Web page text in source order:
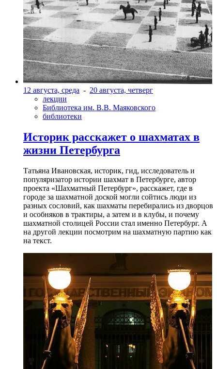
12 августа, среда - 20 августа, четверг
лекции
Библиотека им. В.В. Маяковского
библиотеки
Историк расскажет о шахматах в
жизни Петербурга
Татьяна Ивановская, историк, гид, исследователь и
популяризатор истории шахмат в Петербурге, автор
проекта «Шахматный Петербург», расскажет, где в
городе за шахматной доской могли сойтись люди из
разных сословий, как шахматы перебирались из дворцов
и особняков в трактиры, а затем и в клубы, и почему
шахматной столицей России стал именно Петербург. А
на другой лекции посмотрим на шахматную партию как
на текст.